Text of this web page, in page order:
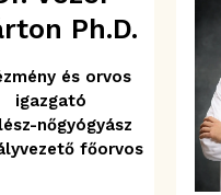
Ph.D.
és orvos
igazgató
nőgyógyász
főorvos